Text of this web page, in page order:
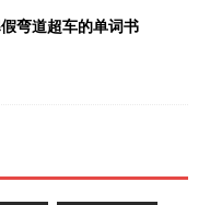
弯道超车的单词书